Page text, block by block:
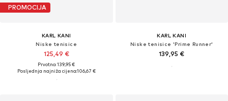
PROMOCIJA
KARL KANI
Niske tenisice
125,49 €
Prvotno: 139,95 €
Posljednja najniža cijena:106,67 €
KARL KANI
Niske tenisice 'Prime Runner'
139,95 €